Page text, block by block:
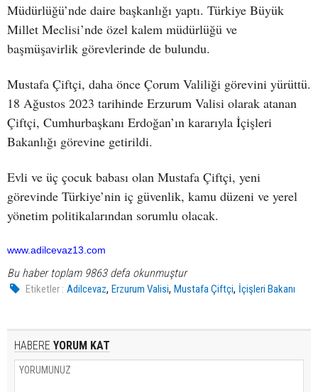
Müdürlüğü’nde daire başkanlığı yaptı. Türkiye Büyük
Millet Meclisi’nde özel kalem müdürlüğü ve
başmüşavirlik görevlerinde de bulundu.
Mustafa Çiftçi, daha önce Çorum Valiliği görevini yürüttü.
18 Ağustos 2023 tarihinde Erzurum Valisi olarak atanan
Çiftçi, Cumhurbaşkanı Erdoğan’ın kararıyla İçişleri
Bakanlığı görevine getirildi.
Evli ve üç çocuk babası olan Mustafa Çiftçi, yeni
görevinde Türkiye’nin iç güvenlik, kamu düzeni ve yerel
yönetim politikalarından sorumlu olacak.
www.adilcevaz13.com
Bu haber toplam 9863 defa okunmuştur
Etiketler : Adilcevaz,Erzurum Valisi,Mustafa Çiftçi, İçişleri Bakanı
HABERE YORUM KAT